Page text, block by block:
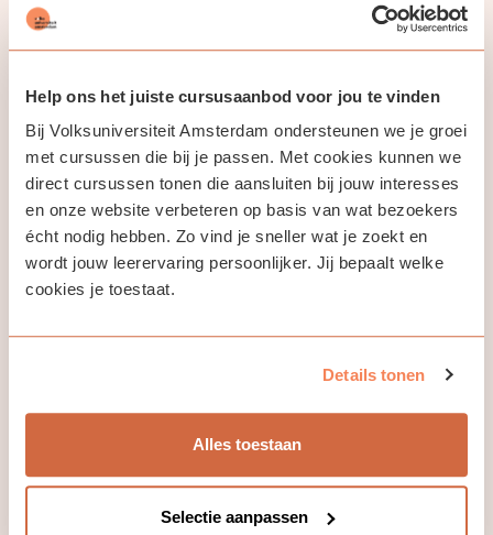
Help ons het juiste cursusaanbod voor jou te vinden
Bij Volksuniversiteit Amsterdam ondersteunen we je groei
met cursussen die bij je passen. Met cookies kunnen we
direct cursussen tonen die aansluiten bij jouw interesses
en onze website verbeteren op basis van wat bezoekers
écht nodig hebben. Zo vind je sneller wat je zoekt en
wordt jouw leerervaring persoonlijker. Jij bepaalt welke
cookies je toestaat.
Details tonen
Alles toestaan
Selectie aanpassen
Cursus
Tijdens deze cursus maak je in 8 lessen je eigen korte
hoe je dit in een verhaal giet. We gaan ook kort in op een paar
een paar basistechnieken van het filmen en monteren.
€ 400,00 Open